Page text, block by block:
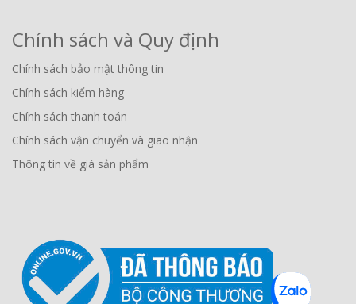
Chính sách và Quy định
Chính sách bảo mật thông tin
Chính sách kiểm hàng
Chính sách thanh toán
Chính sách vận chuyển và giao nhận
Thông tin về giá sản phẩm